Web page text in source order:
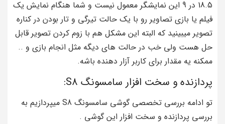
18.5 در 9 این نمایشگر معمول نیست و شما هنگام نمایش یک
فیلم یا بازی تصاویر رو با یک حالت تیرگی و تار بودن در کناره
تصویر میبینید که البته این مشکل هم با زوم کردن تصویر قابل
حل هست ولی خب در حالت های دیگه مثل انجام بازی و ..
ممکنه یه مقدار برای کاربر آزار دهنده باشه.
پردازنده و سخت افزار سامسونگ S8:
تو ادامه بررسی تخصصی گوشی سامسونگ S8 میپردازیم به
بررسی پردازنده و سخت افزار این گوشی .